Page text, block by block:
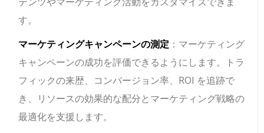
す。
マーケティングキャンペーンの測定 ：マーケティング
キャンペーンの成功を評価できるようにします。トラ
フィックの来歴、コンバージョン率、ROI を追跡で
き、リソースの効果的な配分とマーケティング戦略の
最適化を支援します。